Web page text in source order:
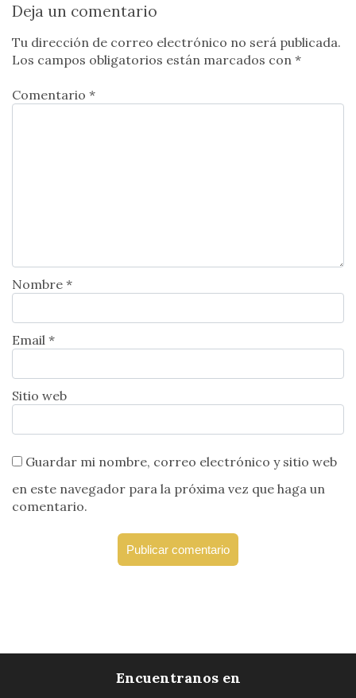
Deja un comentario
Tu dirección de correo electrónico no será publicada.
Los campos obligatorios están marcados con *
Comentario *
Nombre *
Email *
Sitio web
Guardar mi nombre, correo electrónico y sitio web
en este navegador para la próxima vez que haga un
comentario.
Encuentranos en